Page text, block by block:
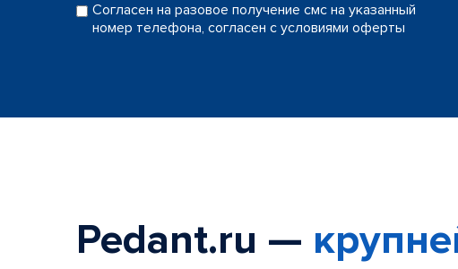
Согласен на разовое получение смс на указанный
номер телефона, согласен с условиями оферты
Pedant.ru —